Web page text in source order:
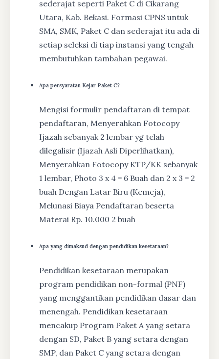
sederajat seperti Paket C di Cikarang
Utara, Kab. Bekasi. Formasi CPNS untuk
SMA, SMK, Paket C dan sederajat itu ada di
setiap seleksi di tiap instansi yang tengah
membutuhkan tambahan pegawai.
Apa persyaratan Kejar Paket C?
Mengisi formulir pendaftaran di tempat
pendaftaran, Menyerahkan Fotocopy
Ijazah sebanyak 2 lembar yg telah
dilegalisir (Ijazah Asli Diperlihatkan),
Menyerahkan Fotocopy KTP/KK sebanyak
1 lembar, Photo 3 x 4 = 6 Buah dan 2 x 3 = 2
buah Dengan Latar Biru (Kemeja),
Melunasi Biaya Pendaftaran beserta
Materai Rp. 10.000 2 buah
Apa yang dimaksud dengan pendidikan kesetaraan?
Pendidikan kesetaraan merupakan
program pendidikan non-formal (PNF)
yang menggantikan pendidikan dasar dan
menengah. Pendidikan kesetaraan
mencakup Program Paket A yang setara
dengan SD, Paket B yang setara dengan
SMP, dan Paket C yang setara dengan